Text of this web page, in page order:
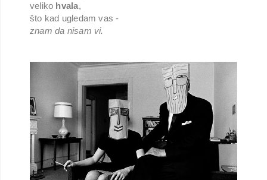
veliko hvala,
što kad ugledam vas -
znam da nisam vi.